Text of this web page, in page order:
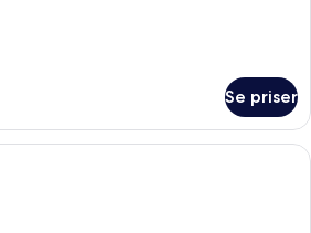
Se priser
Ett hotellrum med två sängar, en